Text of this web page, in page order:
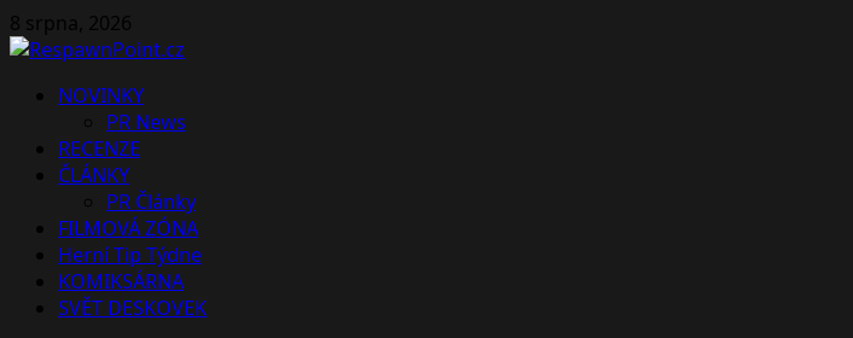
Skip
to
8 srpna, 2026
PrimaryNOVINKY
PR News
RECENZE
ČLÁNKY
PR Články
FILMOVÁ ZÓNA
Herní Tip Týdne
KOMIKSÁRNA
SVĚT DESKOVEK